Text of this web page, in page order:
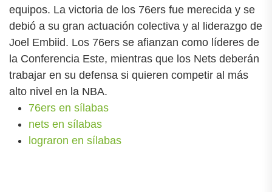
equipos. La victoria de los 76ers fue merecida y se
debió a su gran actuación colectiva y al liderazgo de
Joel Embiid. Los 76ers se afianzan como líderes de
la Conferencia Este, mientras que los Nets deberán
trabajar en su defensa si quieren competir al más
alto nivel en la NBA.
76ers en sílabas
nets en sílabas
lograron en sílabas